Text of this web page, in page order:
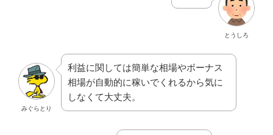
とうしろ
みぐらとり
利益に関しては簡単な相場やボーナス
相場が自動的に稼いでくれるから気に
しなくて大丈夫。